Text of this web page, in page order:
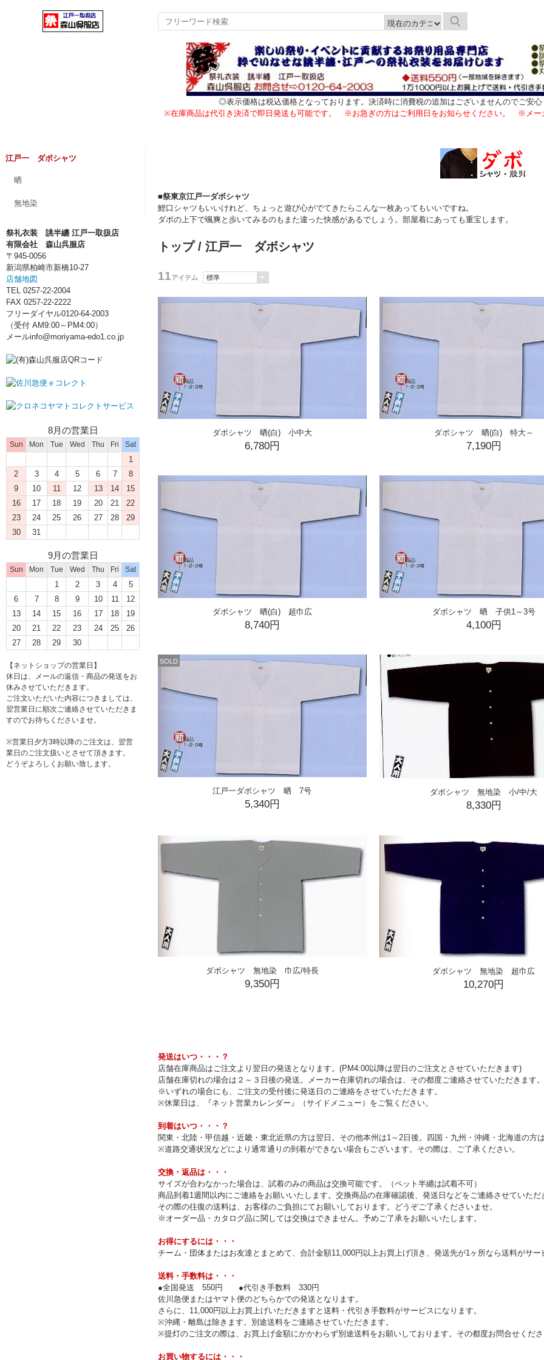
◎表示価格は税込価格となっております。決済時に消費税の追加はございませんのでご安
※在庫商品は代引き決済で即日発送も可能です。 ※お急ぎの方はご利用日をお知らせください。 ※メー
江戸一 ダボシャツ
晒
無地染
祭礼衣装 誂半纏 江戸一取扱店
有限会社 森山呉服店
〒945-0056
新潟県柏崎市新橋10-27
店舗地図
TEL 0257-22-2004
FAX 0257-22-2222
フリーダイヤル0120-64-2003
（受付 AM9:00～PM4:00）
メールinfo@moriyama-edo1.co.jp
8月の営業日
Sun Mon Tue Wed Thu Fri Sat
1
2
3 4 5 6 7
8
9
10 11 12 13 14
15
16
17 18 19 20 21
22
23
24 25 26 27 28
29
30
31
9月の営業日
Sun Mon Tue Wed Thu Fri Sat
1 2 3 4
5
6
7 8 9 10 11
12
13
14 15 16 17 18
19
20
21 22 23 24 25
26
27
28 29 30
【ネットショップの営業日】
休日は、メールの返信・商品の発送をお
休みさせていただきます。
ご注文いただいた内容につきましては、
翌営業日に順次ご連絡させていただきま
すのでお待ちくださいませ。
※営業日夕方3時以降のご注文は、翌営
業日のご注文扱いとさせて頂きます。
どうぞよろしくお願い致します。
■祭東京江戸一ダボシャツ
鯉口シャツもいいけれど、ちょっと遊び心がでてきたらこんな一枚あってもいいですね。
ダボの上下で颯爽と歩いてみるのもまた違った快感があるでしょう。部屋着にあっても重宝します。
トップ/ 江戸一 ダボシャツ
11アイテム
ダボシャツ 晒(白) 小中大
6,780円
ダボシャツ 晒(白) 特大～
7,190円
ダボシャツ 晒(白) 超巾広
8,740円
ダボシャツ 晒 子供1～3号
4,100円
SOLD
江戸一ダボシャツ 晒 7号
5,340円
ダボシャツ 無地染 小/中/大
8,330円
ダボシャツ 無地染 巾広/特長
9,350円
ダボシャツ 無地染 超巾広
10,270円
発送はいつ・・・？
店舗在庫商品はご注文より翌日の発送となります。(PM4:00以降は翌日のご注文とさせていただきます)
店舗在庫切れの場合は２～３日後の発送。メーカー在庫切れの場合は、その都度ご連絡させていただきます。
※いずれの場合にも、ご注文の受付後に発送日のご連絡をさせていただきます。
※休業日は、『ネット営業カレンダー』（サイドメニュー）をご覧ください。
到着はいつ・・・？
関東・北陸・甲信越・近畿・東北近県の方は翌日。その他本州は1～2日後。四国・九州・沖縄・北海道の方
※道路交通状況などにより通常通りの到着ができない場合もございます。その際は、ご了承ください。
交換・返品は・・・
サイズが合わなかった場合は、試着のみの商品は交換可能です。（ペット半纏は試着不可）
商品到着1週間以内にご連絡をお願いいたします。交換商品の在庫確認後、発送日などをご連絡させていただ
その際の往復の送料は、お客様のご負担にてお願いしております。どうぞご了承くださいませ。
※オーダー品・カタログ品に関しては交換はできません。予めご了承をお願いいたします。
お得にするには・・・
チーム・団体またはお友達とまとめて、合計金額11,000円以上お買上げ頂き、発送先が1ヶ所なら送料がサー
送料・手数料は・・・
●全国発送 550円 ●代引き手数料 330円
佐川急便またはヤマト便のどちらかでの発送となります。
さらに、11,000円以上お買上げいただきますと送料・代引き手数料がサービスになります。
※沖縄・離島は除きます。別途送料をご連絡させていただきます。
※提灯のご注文の際は、お買上げ金額にかかわらず別途送料をお願いしております。その都度お問合せくだ
お買い物するには・・・